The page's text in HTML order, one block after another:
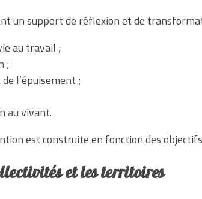
un support de réflexion et de
au travail ;
;
l’épuisement ;
au vivant.
est construite en fonction des
et les territoires